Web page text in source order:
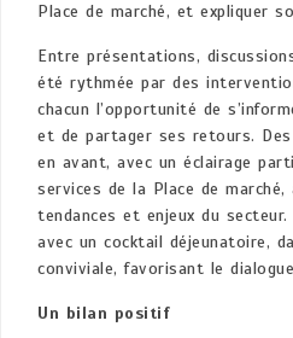
Place de marché, et expliquer
Entre présentations,
été rythmée par des
chacun l’opportunité de
et de partager ses retours.
en avant, avec un éclairage
services de la Place de
tendances et enjeux du
avec un cocktail déjeunatoire,
conviviale, favorisant le
Un bilan positif